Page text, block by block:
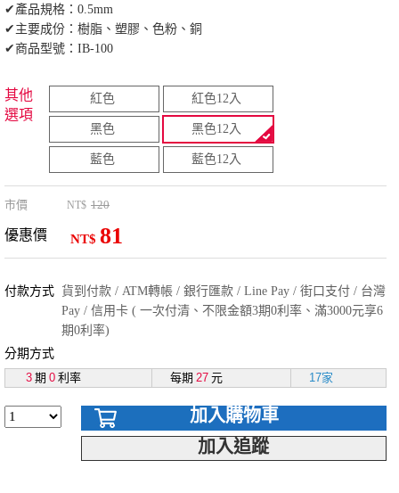
✔產品規格：0.5mm
✔主要成份：樹脂、塑膠、色粉、銅
✔商品型號：IB-100
其他
選項
紅色 紅色12入
黑色 黑色12入
藍色 藍色12入
市價 NT$ 120
優惠價 NT$ 81
付款方式 貨到付款 / ATM轉帳 / 銀行匯款 / Line Pay / 街口支付 / 台灣
Pay / 信用卡 ( 一次付清、不限金額3期0利率、滿3000元享6
期0利率)
分期方式
3 期 0 利率 每期 27 元 17家
加入購物車
加入追蹤